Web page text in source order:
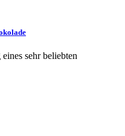
sehr beliebten